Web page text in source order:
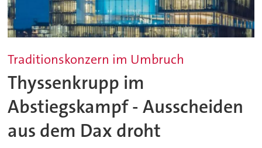
Traditionskonzern im Umbruch
Thyssenkrupp im
Abstiegskampf - Ausscheiden
aus dem Dax droht